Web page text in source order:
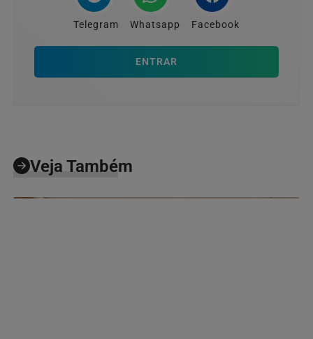
Telegram Whatsapp Facebook
ENTRAR
Veja Também